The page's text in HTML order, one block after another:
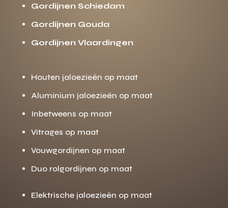
Gordijnen Schiedam
Gordijnen Gouda
Gordijnen Vlaardingen
Houten jaloezieën op maat
Aluminium jaloezieën op maat
Inbetweens op maat
Vitrages op maat
Vouwgordijnen op maat
Duo rolgordijnen op maat
Elektrische jaloezieën op maat